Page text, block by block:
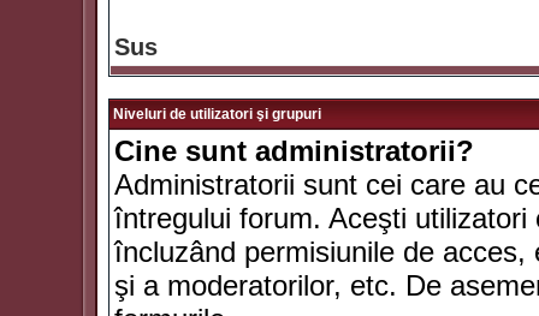
Sus
Niveluri de utilizatori şi grupuri
Cine sunt administratorii?
Administratorii sunt cei care au
întregului forum. Aceşti
încluzând permisiunile de
şi a moderatorilor, etc. De